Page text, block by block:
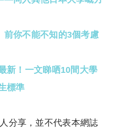
前你不能不知的3個考慮
新！一文睇哂10間大學
標準
分享，並不代表本網誌